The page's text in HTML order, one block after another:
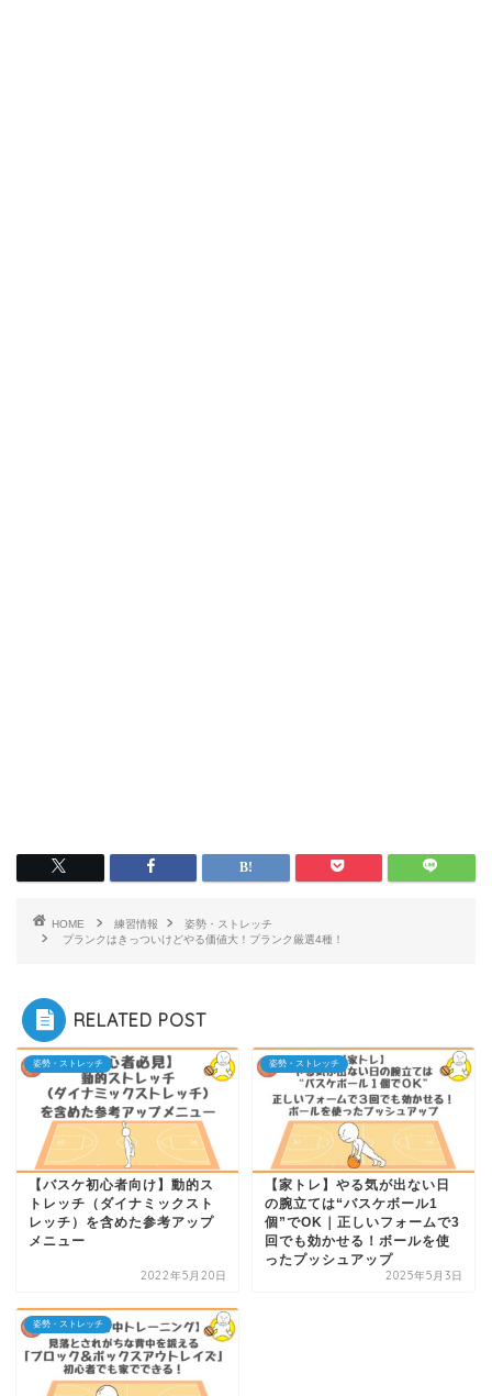
HOME 練習情報
姿勢・ストレッチ
プランクはきっついけどやる価値大！プランク厳選4種！
RELATED POST
姿勢・ストレッチ
【バスケ初心者向け】動的ス
トレッチ（ダイナミックスト
レッチ）を含めた参考アップ
メニュー
2022年5月20日
姿勢・ストレッチ
【家トレ】やる気が出ない日
の腕立ては“バスケボール1
個”でOK｜正しいフォームで3
回でも効かせる！ボールを使
ったプッシュアップ
2025年5月3日
姿勢・ストレッチ